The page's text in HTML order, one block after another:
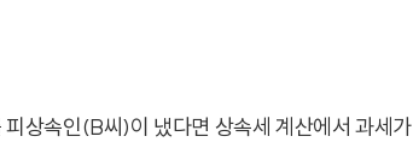
상속인(B씨)이 냈다면 상속세 계산에서 과세가